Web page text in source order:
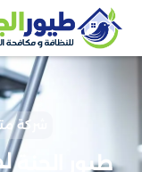
شركة
طيور الجنة